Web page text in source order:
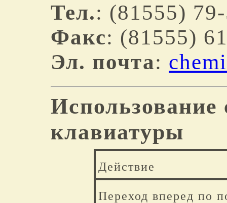
Тел.: (81555)
Факс: (81555)
Эл. почта:
клавиатуры
Действие
Переход вперед по